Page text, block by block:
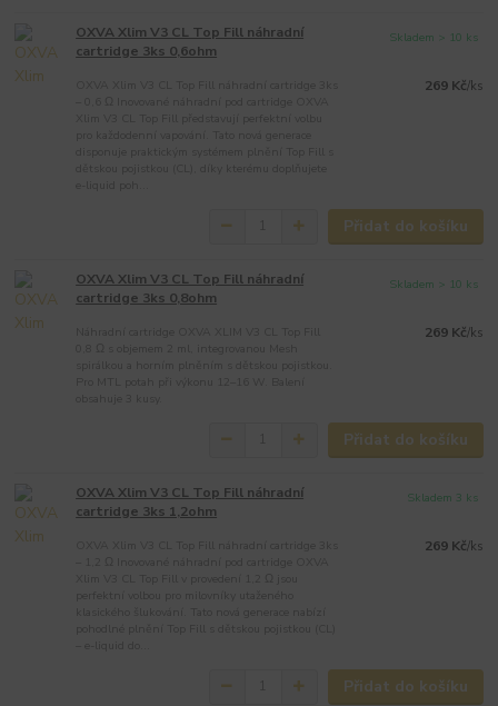
OXVA Xlim V3 CL Top Fill náhradní
cartridge 3ks 0,6ohm
269 Kč/ks
Skladem > 10 ks
Přidat do košíku
OXVA Xlim V3 CL Top Fill náhradní
cartridge 3ks 0,8ohm
269 Kč/ks
Skladem > 10 ks
Přidat do košíku
OXVA Xlim V3 CL Top Fill náhradní
cartridge 3ks 1,2ohm
269 Kč/ks
Skladem 3 ks
Přidat do košíku